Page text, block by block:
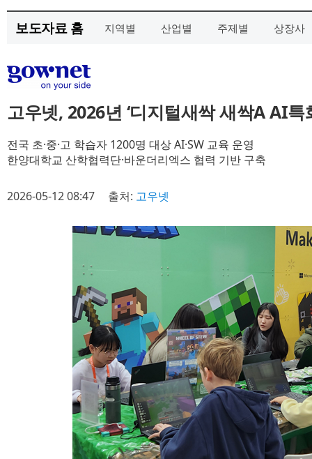
보도자료 홈 지역별 산업별 주제별 상장사
고우넷, 2026년 ‘디지털새싹 새싹A AI특
전국 초·중·고 학습자 1200명 대상 AI·SW 교육 운영
한양대학교 산학협력단·바운더리엑스 협력 기반 구축
2026-05-12 08:47 출처: 고우넷